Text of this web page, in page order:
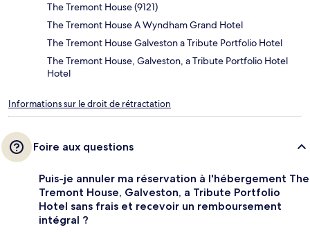
The Tremont House (9121)
The Tremont House A Wyndham Grand Hotel
The Tremont House Galveston a Tribute Portfolio Hotel
The Tremont House, Galveston, a Tribute Portfolio Hotel
Hotel
Informations sur le droit de rétractation
Foire aux questions
Puis-je annuler ma réservation à l'hébergement The
Tremont House, Galveston, a Tribute Portfolio
Hotel sans frais et recevoir un remboursement
intégral ?